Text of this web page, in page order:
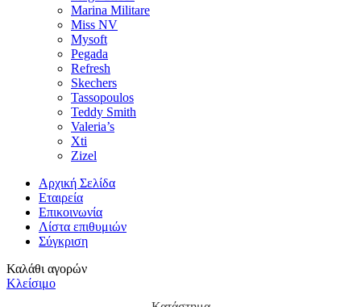
Marina Militare
Miss NV
Mysoft
Pegada
Refresh
Skechers
Tassopoulos
Teddy Smith
Valeria’s
Xti
Zizel
Αρχική Σελίδα
Εταιρεία
Επικοινωνία
Λίστα επιθυμιών
Σύγκριση
Καλάθι αγορών
Κλείσιμο